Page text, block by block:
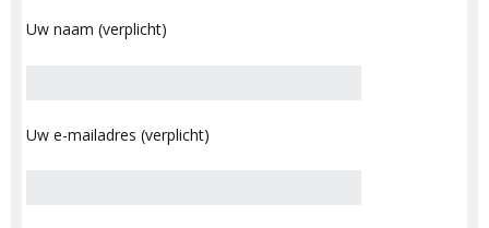
Uw naam (verplicht)
Uw e-mailadres (verplicht)